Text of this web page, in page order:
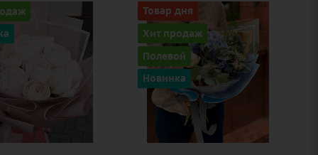
Товар дня
Хит продаж
Полевой
Новинка
Цвет
белый, синий
Описание
гортензия,
пион, статица,
твидия,
тысячелистник,
эвкалипт,